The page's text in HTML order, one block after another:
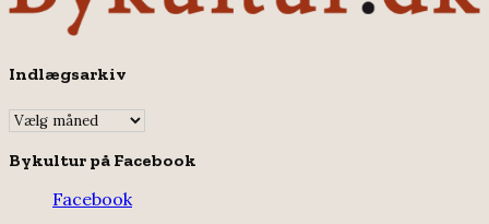
Indlægsarkiv
Indlægsarkiv
Bykultur på Facebook
Facebook